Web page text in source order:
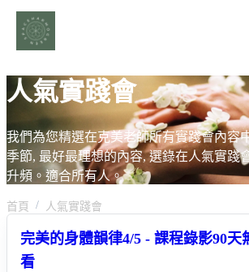
人氣實踐會
我們為您精選在克美老師所有實踐會內容
季節, 最好最理想的內容, 選錄在人氣實踐
升頻。適合所有人。
首頁 人氣實踐會
完美的身體韻律4/5 - 課程錄影90天
看